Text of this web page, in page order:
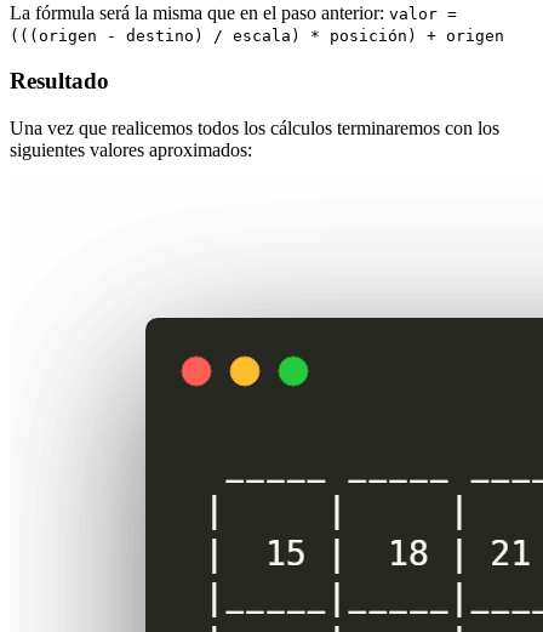
La fórmula será la misma que en el paso anterior: valor =
(((origen - destino) / escala) * posición) + origen
Resultado
Una vez que realicemos todos los cálculos terminaremos con los
siguientes valores aproximados: